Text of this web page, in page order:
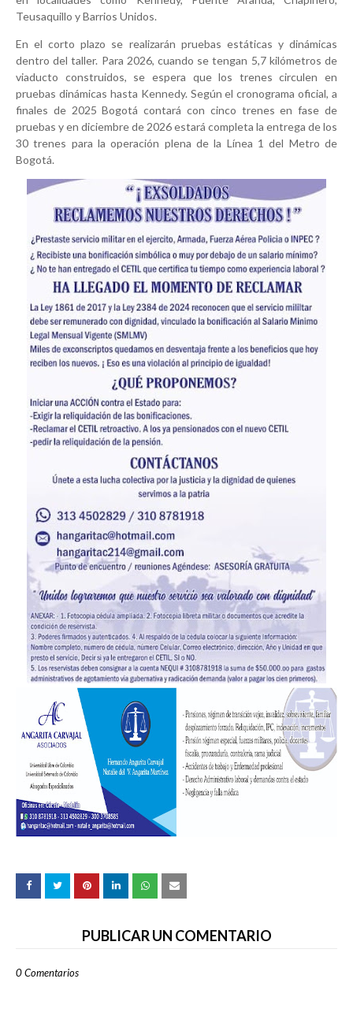
Teusaquillo y Barrios Unidos.
En el corto plazo se realizarán pruebas estáticas y dinámicas
dentro del taller. Para 2026, cuando se tengan 5,7 kilómetros de
viaducto construidos, se espera que los trenes circulen en
pruebas dinámicas hasta Kennedy. Según el cronograma oficial, a
finales de 2025 Bogotá contará con cinco trenes en fase de
pruebas y en diciembre de 2026 estará completa la entrega de los
30 trenes para la operación plena de la Línea 1 del Metro de
Bogotá.
PUBLICAR UN COMENTARIO
0 Comentarios